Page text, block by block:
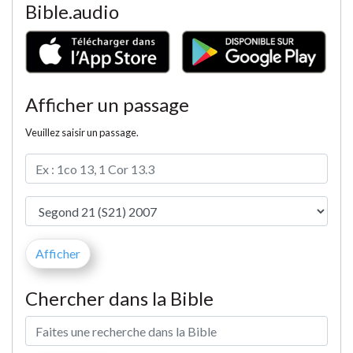
Bible.audio
Afficher un passage
Veuillez saisir un passage.
Chercher dans la Bible